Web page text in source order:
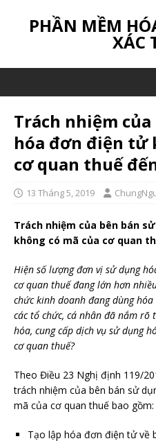
PHẦN MỀM
XÁC
Trách nhiệm
hóa đơn điện tử
cơ quan thuế
13 Tháng 5, 2019
Trách nhiệm của bên bán
không có mã của cơ quan
Hiện số lượng đơn vị sử dụng
cơ quan thuế đang lớn hơn
chức kinh doanh đang dùng
các tổ chức, cá nhân đã nắm rõ
hóa, cung cấp dịch vụ sử dụng
cơ quan thuế?
Theo Điều 23 Nghị định 119/
trách nhiệm của bên bán sử
mã của cơ quan thuế bao gồm:
Tạo lập hóa đơn điện tử về